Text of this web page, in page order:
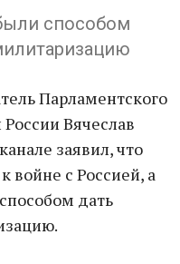
способом
Парламентского
Вячеслав
заявил, что
войне с Россией, а
дать